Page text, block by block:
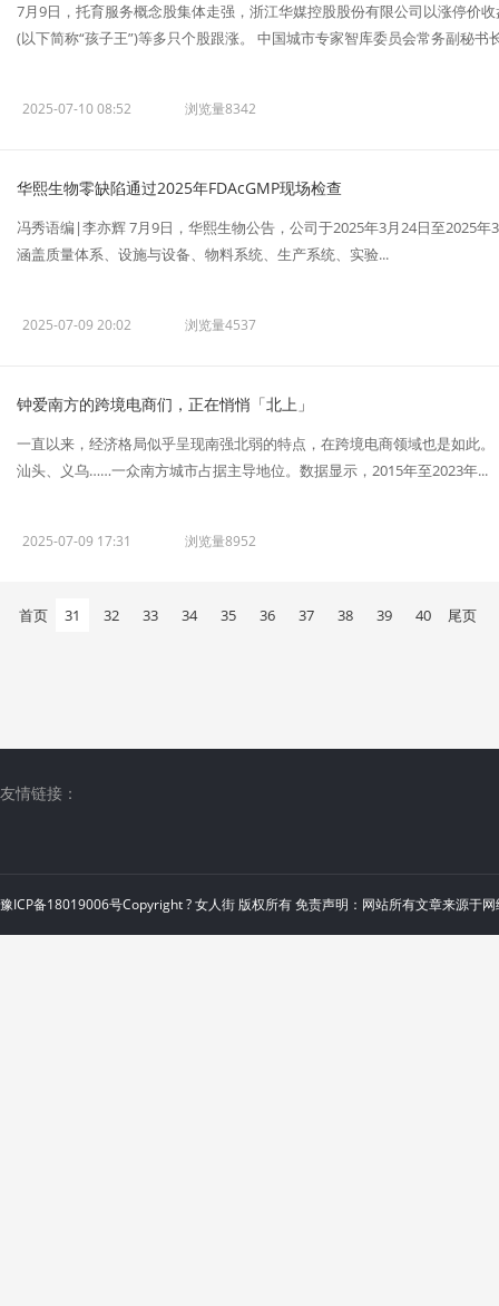
7月9日，托育服务概念股集体走强，浙江华媒控股股份有限公司以涨停价
(以下简称“孩子王”)等多只个股跟涨。 中国城市专家智库委员会常务副秘书
2025-07-10 08:52 浏览量8342
华熙生物零缺陷通过2025年FDAcGMP现场检查
冯秀语编|李亦辉 7月9日，华熙生物公告，公司于2025年3月24日至2025
涵盖质量体系、设施与设备、物料系统、生产系统、实验...
2025-07-09 20:02 浏览量4537
钟爱南方的跨境电商们，正在悄悄「北上」
一直以来，经济格局似乎呈现南强北弱的特点，在跨境电商领域也是如此
汕头、义乌……一众南方城市占据主导地位。数据显示，2015年至2023年...
2025-07-09 17:31 浏览量8952
首页 31 32 33 34 35 36 37 38 39 40 尾页
友情链接：
豫ICP备18019006号Copyright ?女人街 版权所有 免责声明：网站所有文章来源于